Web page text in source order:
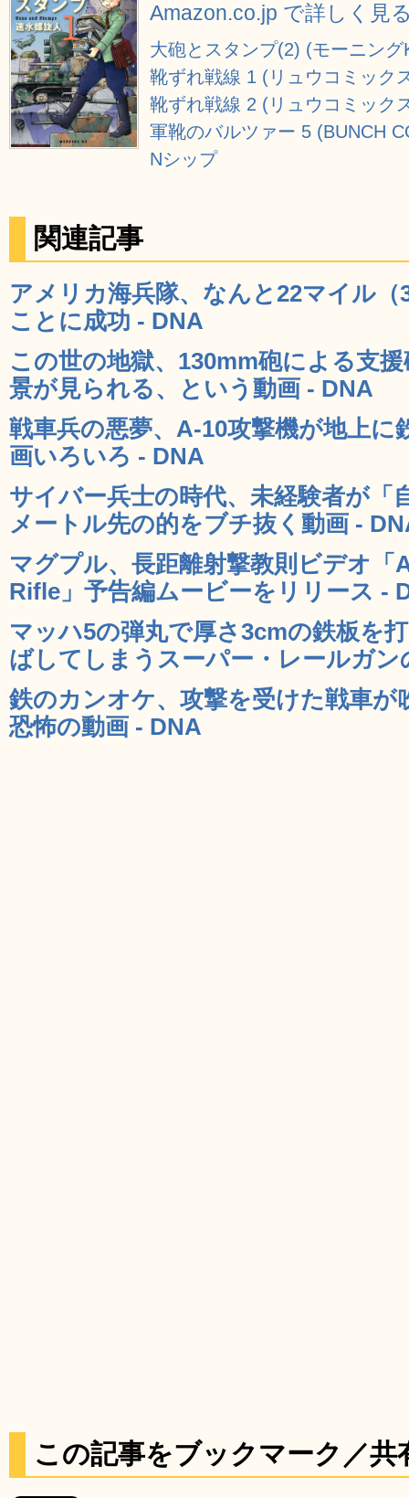
Amazon.co.jp で詳しく見
大砲とスタンプ(2) (モーニング
靴ずれ戦線 1 (リュウコミック
靴ずれ戦線 2 (リュウコミック
軍靴のバルツァー 5 (BUNCH
Nシップ
関連記事
アメリカ海兵隊、なんと22マイル
ことに成功 - DNA
この世の地獄、130mm砲による支
景が見られる、という動画 - DNA
戦車兵の悪夢、A-10攻撃機が地上に
画いろいろ - DNA
サイバー兵士の時代、未経験者が「
メートル先の的をブチ抜く動画 -
マグプル、長距離射撃教則ビデオ
Rifle」予告編ムービーをリリース -
マッハ5の弾丸で厚さ3cmの鉄板を
ばしてしまうスーパー・レールガン
鉄のカンオケ、攻撃を受けた戦車が
恐怖の動画 - DNA
この記事をブックマーク／共